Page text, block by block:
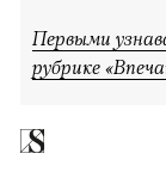
Первыми
рубрике